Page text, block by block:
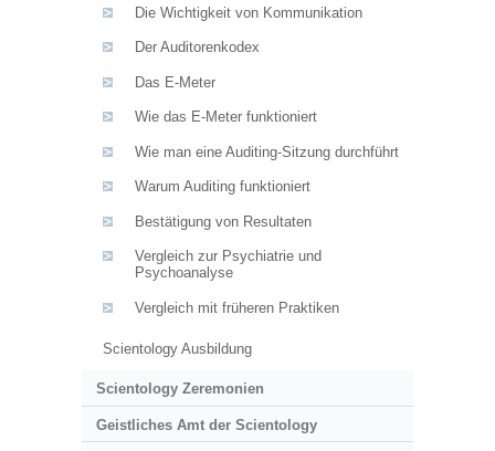
Die Wichtigkeit von Kommunikation
Der Auditorenkodex
Das E-Meter
Wie das E-Meter funktioniert
Wie man eine Auditing-Sitzung durchführt
Warum Auditing funktioniert
Bestätigung von Resultaten
Vergleich zur Psychiatrie und
Psychoanalyse
Vergleich mit früheren Praktiken
Scientology Ausbildung
Scientology Zeremonien
Geistliches Amt der Scientology